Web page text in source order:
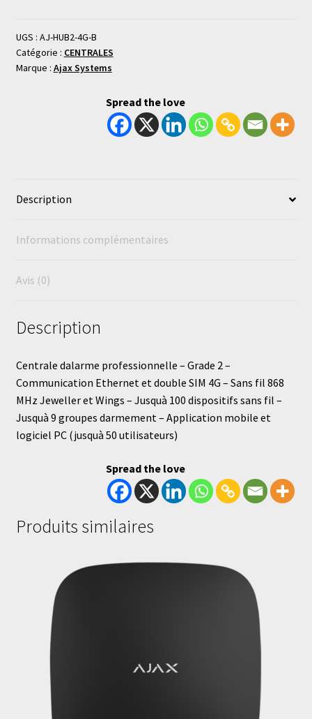
UGS : AJ-HUB2-4G-B
Catégorie : CENTRALES
Marque : Ajax Systems
Spread the love
Description
Informations complémentaires
Avis (0)
Description
Centrale dalarme professionnelle – Grade 2 –
Communication Ethernet et double SIM 4G – Sans fil 868
MHz Jeweller et Wings – Jusquà 100 dispositifs sans fil –
Jusquà 9 groupes darmement – Application mobile et
logiciel PC (jusquà 50 utilisateurs)
Spread the love
Produits similaires